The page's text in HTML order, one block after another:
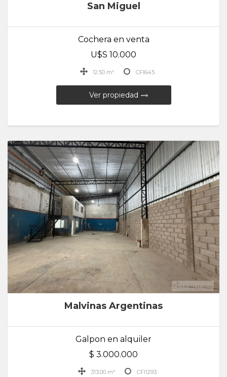
San Miguel
Cochera en venta
U$S 10.000
12.50 m² CFI645
Ver propiedad
Malvinas Argentinas
Galpon en alquiler
$ 3.000.000
313.00 m² CFI1293